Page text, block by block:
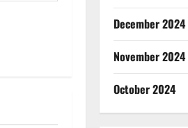
December 2024
November 2024
October 2024